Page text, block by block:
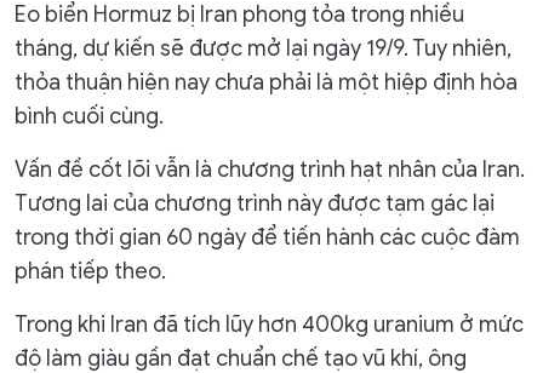
Eo biển Hormuz bị Iran phong tỏa trong nhiều
tháng, dự kiến sẽ được mở lại ngày 19/9. Tuy nhiên,
thỏa thuận hiện nay chưa phải là một hiệp định hòa
bình cuối cùng.
Vấn đề cốt lõi vẫn là chương trình hạt nhân của Iran.
Tương lai của chương trình này được tạm gác lại
trong thời gian 60 ngày để tiến hành các cuộc đàm
phán tiếp theo.
Trong khi Iran đã tích lũy hơn 400kg uranium ở mức
độ làm giàu gần đạt chuẩn chế tạo vũ khí, ông